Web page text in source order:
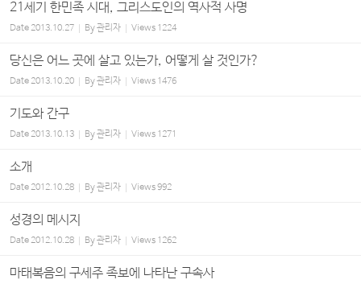
21세기 한민족 시대, 그리스도인의 역사적 사명
Date2013.10.27 By관리자 Views 1224
당신은 어느 곳에 살고 있는가, 어떻게 살 것인가?
Date2013.10.20 By관리자 Views 1476
기도와 간구
Date2013.10.13 By관리자 Views 1271
소개
Date2012.10.28 By관리자 Views992
성경의 메시지
Date2012.10.28 By관리자 Views 1262
마태복음의 구세주 족보에 나타난 구속사